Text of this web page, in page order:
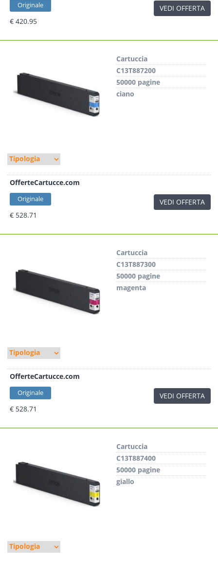
Originale
€ 420.95
VEDI OFFERTA
Cartuccia
C13T887200
50000 pagine
ciano
OfferteCartucce.com
Originale
€ 528.71
VEDI OFFERTA
Cartuccia
C13T887300
50000 pagine
magenta
OfferteCartucce.com
Originale
€ 528.71
VEDI OFFERTA
Cartuccia
C13T887400
50000 pagine
giallo